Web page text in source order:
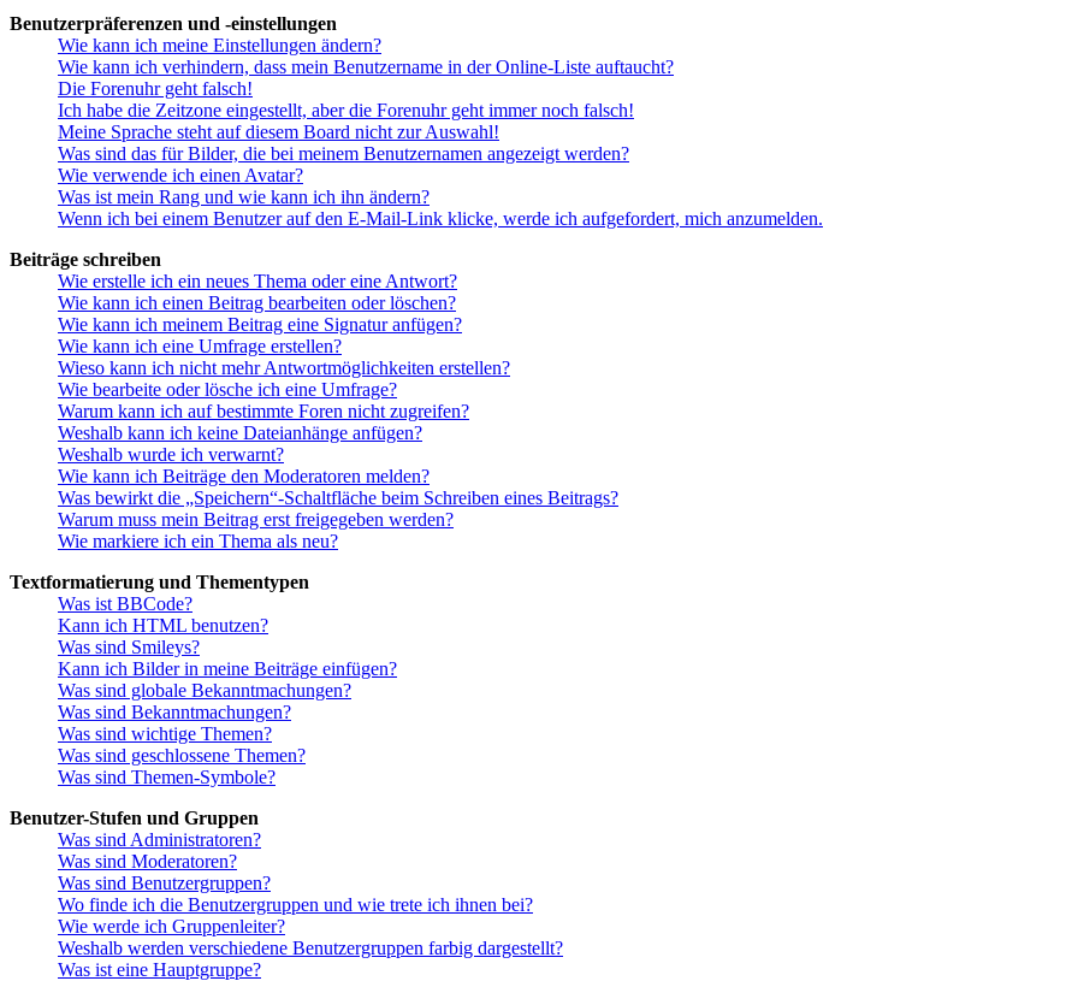
Benutzerpräferenzen und -einstellungen
Wie kann ich meine Einstellungen ändern?
Wie kann ich verhindern, dass mein Benutzername in der Online-Liste auftaucht?
Die Forenuhr geht falsch!
Ich habe die Zeitzone eingestellt, aber die Forenuhr geht immer noch falsch!
Meine Sprache steht auf diesem Board nicht zur Auswahl!
Was sind das für Bilder, die bei meinem Benutzernamen angezeigt werden?
Wie verwende ich einen Avatar?
Was ist mein Rang und wie kann ich ihn ändern?
Wenn ich bei einem Benutzer auf den E-Mail-Link klicke, werde ich aufgefordert, mich anzumelden.
Beiträge schreiben
Wie erstelle ich ein neues Thema oder eine Antwort?
Wie kann ich einen Beitrag bearbeiten oder löschen?
Wie kann ich meinem Beitrag eine Signatur anfügen?
Wie kann ich eine Umfrage erstellen?
Wieso kann ich nicht mehr Antwortmöglichkeiten erstellen?
Wie bearbeite oder lösche ich eine Umfrage?
Warum kann ich auf bestimmte Foren nicht zugreifen?
Weshalb kann ich keine Dateianhänge anfügen?
Weshalb wurde ich verwarnt?
Wie kann ich Beiträge den Moderatoren melden?
Was bewirkt die „Speichern“-Schaltfläche beim Schreiben eines Beitrags?
Warum muss mein Beitrag erst freigegeben werden?
Wie markiere ich ein Thema als neu?
Textformatierung und Thementypen
Was ist BBCode?
Kann ich HTML benutzen?
Was sind Smileys?
Kann ich Bilder in meine Beiträge einfügen?
Was sind globale Bekanntmachungen?
Was sind Bekanntmachungen?
Was sind wichtige Themen?
Was sind geschlossene Themen?
Was sind Themen-Symbole?
Benutzer-Stufen und Gruppen
Was sind Administratoren?
Was sind Moderatoren?
Was sind Benutzergruppen?
Wo finde ich die Benutzergruppen und wie trete ich ihnen bei?
Wie werde ich Gruppenleiter?
Weshalb werden verschiedene Benutzergruppen farbig dargestellt?
Was ist eine Hauptgruppe?